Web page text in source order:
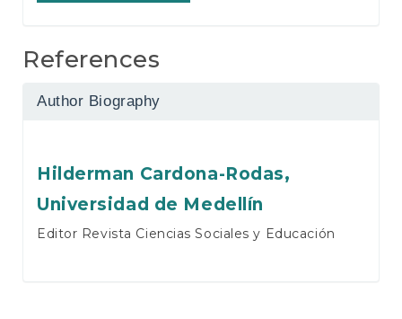
References
Author Biography
Hilderman Cardona-Rodas,
Universidad de Medellín
Editor Revista Ciencias Sociales y Educación